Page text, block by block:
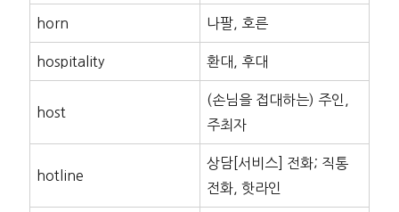
horn 나팔, 호른
hospitality 환대, 후대
host
(손님을 접대하는) 주인,
주최자
hotline
상담[서비스] 전화; 직통
전화, 핫라인